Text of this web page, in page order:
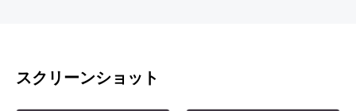
スクリーンショット